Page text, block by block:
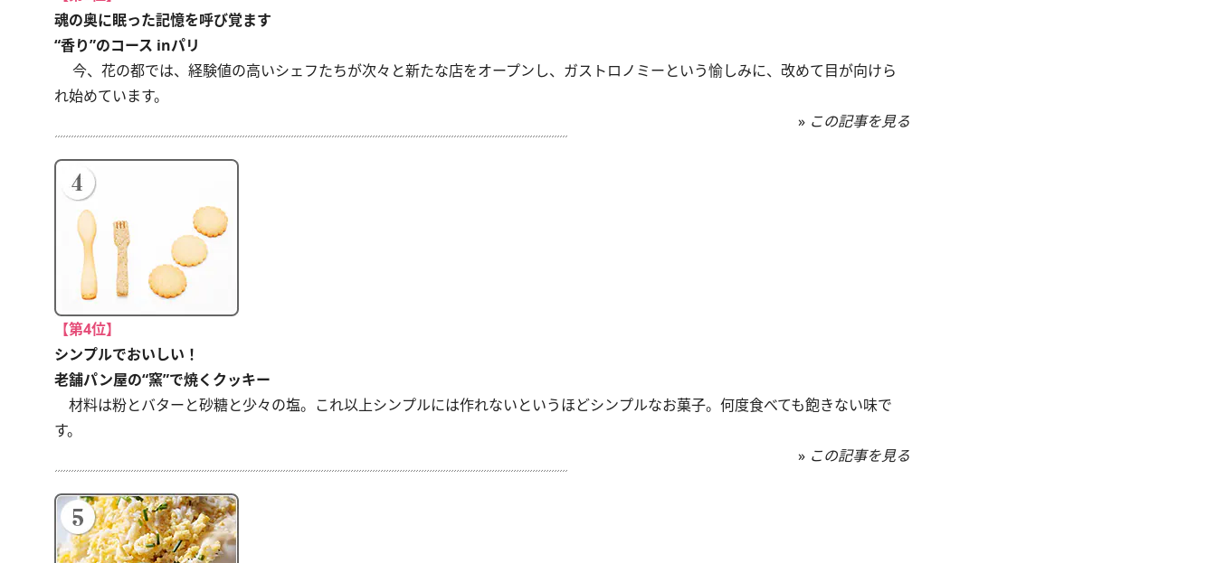
魂の奥に眠った記憶を呼び覚ます
“香り”のコース inパリ
今、花の都では、経験値の高いシェフたちが次々と新たな店をオープンし、ガストロノミーという愉しみに、改めて目が向けら
れ始めています。
» この記事を見る
【第4位】
シンプルでおいしい！
老舗パン屋の“窯”で焼くクッキー
材料は粉とバターと砂糖と少々の塩。これ以上シンプルには作れないというほどシンプルなお菓子。何度食べても飽きない味で
す。
» この記事を見る